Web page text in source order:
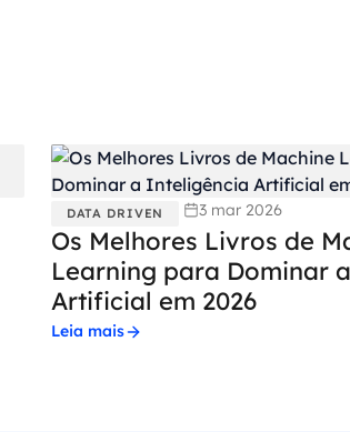
DATA DRIVEN 3 mar 2026
Os Melhores Livros de
Learning para Dominar
Artificial em 2026
Leia mais